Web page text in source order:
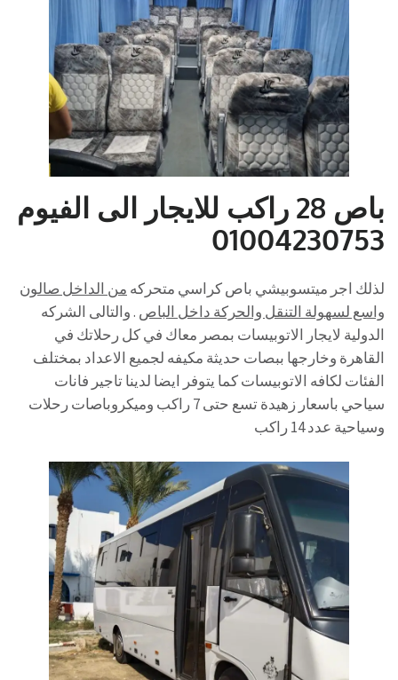
باص 28 راكب للايجار الى الفيوم
01004230753
لذلك اجر ميتسوبيشي باص كراسي متحركه من الداخل صالون
واسع لسهولة التنقل والحركة داخل الباص . والتالى الشركه
الدولية لايجار الاتوبيسات بمصر معاك في كل رحلاتك في
القاهرة وخارجها ببصات حديثة مكيفه لجميع الاعداد بمختلف
الفئات لكافه الاتوبيسات كما يتوفر ايضا لدينا تاجير فانات
سياحي باسعار زهيدة تسع حتى 7 راكب وميكروباصات رحلات
وسياحية عدد 14 راكب